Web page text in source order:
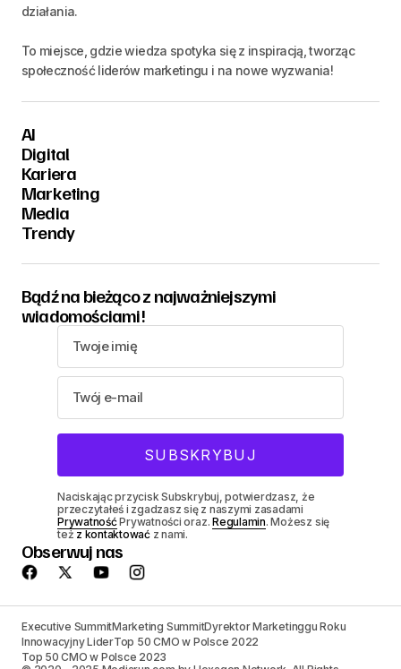
działania.
To miejsce, gdzie wiedza spotyka się z inspiracją, tworząc
społeczność liderów marketingu i na nowe wyzwania!
AI
Digital
Kariera
Marketing
Media
Trendy
Bądź na bieżąco z najważniejszymi
wiadomościami!
Naciskając przycisk Subskrybuj, potwierdzasz, że
przeczytałeś i zgadzasz się z naszymi zasadami
PrywatnośćPrywatności oraz.Regulamin. Możesz się
też z kontaktowaćz nami.
Obserwuj nas
Executive SummitMarketing SummitDyrektor Marketinggu Roku
Innowacyjny LiderTop 50 CMO w Polsce 2022
Top 50 CMO w Polsce 2023